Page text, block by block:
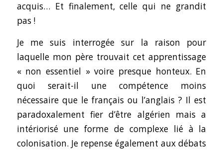
acquis… Et finalement, celle qui ne grandit
pas !
Je me suis interrogée sur la raison pour
laquelle mon père trouvait cet apprentissage
« non essentiel » voire presque honteux. En
quoi serait-il une compétence moins
nécessaire que le français ou l’anglais ? Il est
paradoxalement fier d’être algérien mais a
intériorisé une forme de complexe lié à la
colonisation. Je repense également aux débats